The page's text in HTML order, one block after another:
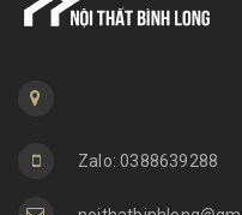
Zalo: 0388639288